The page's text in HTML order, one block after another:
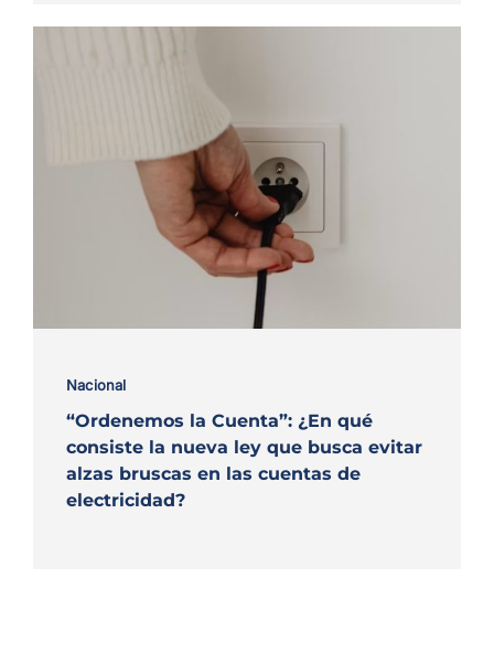
Nacional
“Ordenemos la Cuenta”: ¿En qué
consiste la nueva ley que busca evitar
alzas bruscas en las cuentas de
electricidad?